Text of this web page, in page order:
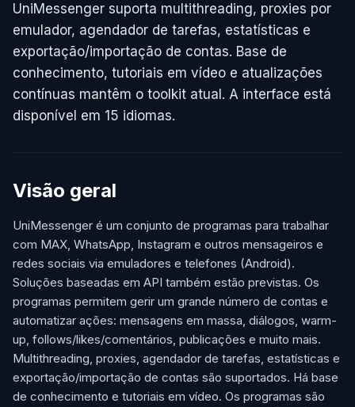
UniMessenger suporta multithreading, proxies por
emulador, agendador de tarefas, estatísticas e
exportação/importação de contas. Base de
conhecimento, tutoriais em vídeo e atualizações
contínuas mantêm o toolkit atual. A interface está
disponível em 15 idiomas.
Visão geral
UniMessenger é um conjunto de programas para trabalhar
com MAX, WhatsApp, Instagram e outros mensageiros e
redes sociais via emuladores e telefones (Android).
Soluções baseadas em API também estão previstas. Os
programas permitem gerir um grande número de contas e
automatizar ações: mensagens em massa, diálogos, warm-
up, follows/likes/comentários, publicações e muito mais.
Multithreading, proxies, agendador de tarefas, estatísticas e
exportação/importação de contas são suportados. Há base
de conhecimento e tutoriais em vídeo. Os programas são